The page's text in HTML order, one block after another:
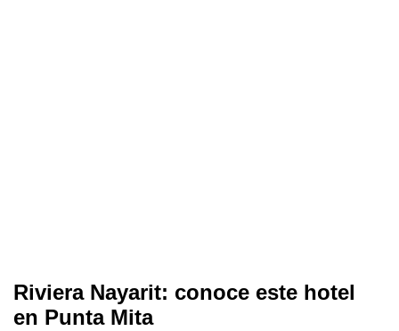
Riviera Nayarit: conoce este hotel
en Punta Mita